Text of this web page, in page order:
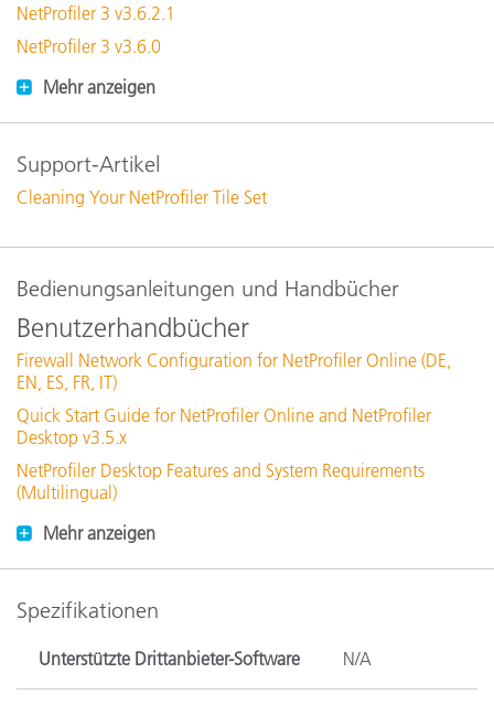
NetProfiler 3 v3.6.2.1
NetProfiler 3 v3.6.0
Mehr anzeigen
Support-Artikel
Cleaning Your NetProfiler Tile Set
Bedienungsanleitungen und Handbücher
Benutzerhandbücher
Firewall Network Configuration for NetProfiler Online (DE,
EN, ES, FR, IT)
Quick Start Guide for NetProfiler Online and NetProfiler
Desktop v3.5.x
NetProfiler Desktop Features and System Requirements
(Multilingual)
Mehr anzeigen
Spezifikationen
Unterstützte Drittanbieter-Software N/A